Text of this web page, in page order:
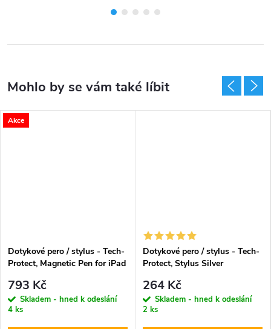
Akce
Dotykové pero / stylus - Tech-
Protect, Magnetic Pen for iPad
793 Kč
Skladem - hned k odeslání
4 ks
Dotykové pero / stylus - Tech-
Protect, Stylus Silver
264 Kč
Skladem - hned k odeslání
2 ks